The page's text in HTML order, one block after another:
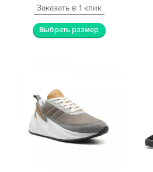
Заказать в 1 клик
Выбрать размер